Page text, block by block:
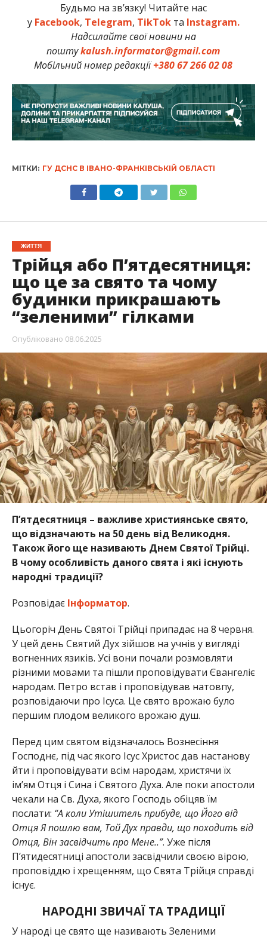
Будьмо на зв’язку! Читайте нас
у Facebook, Telegram, TikTokта Instagram.
Надсилайте свої новини на
поштуkalush.informator@gmail.com
Мобільний номер редакції+380 67 266 02 08
МІТКИ: ГУ ДСНС В ІВАНО-ФРАНКІВСЬКІЙ ОБЛАСТІ
ЖИТТЯ
Трійця або П’ятдесятниця:
що це за свято та чому
будинки прикрашають
“зеленими” гілками
Опубліковано 08.06.2025
П’ятдесятниця – важливе християнське свято,
що відзначають на 50 день від Великодня.
Також його ще називають Днем Святої Трійці.
В чому особливість даного свята і які існують
народні традиції?
Розповідає Інформатор.
Цьогоріч День Святої Трійці припадає на 8 червня.
У цей день Святий Дух зійшов на учнів у вигляді
вогненних язиків. Усі вони почали розмовляти
різними мовами та пішли проповідувати Євангеліє
народам. Петро встав і проповідував натовпу,
розповідаючи про Ісуса. Це свято врожаю було
першим плодом великого врожаю душ.
Перед цим святом відзначалось Вознесіння
Господнє, під час якого Ісус Христос дав настанову
йти і проповідувати всім народам, христячи їх
ім’ям Отця і Сина і Святого Духа. Але поки апостоли
чекали на Св. Духа, якого Господь обіцяв їм
послати: “А коли Утішитель прибуде, що Його від
Отця Я пошлю вам, Той Дух правди, що походить від
Отця, Він засвідчить про Мене..”. Уже після
П’ятидесятниці апостоли засвідчили своєю вірою,
проповіддю і хрещенням, що Свята Трійця справді
існує.
НАРОДНІ ЗВИЧАЇ ТА ТРАДИЦІЇ
У народі це свято ще називають Зеленими